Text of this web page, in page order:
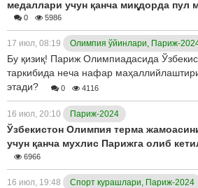
медаллари учун қанча миқдорда пул
0 5986
17 июл, 08:19 Олимпия ўйинлари, Париж-
Бу қизиқ! Париж Олимпиадасида
таркибида неча нафар
этади?
0 4116
16 июл, 20:10 Париж-2024
Ўзбекистон Олимпия терма
учун қанча мухлис Парижга олиб
6966
16 июл, 19:48 Спорт курашлари, Париж-2024